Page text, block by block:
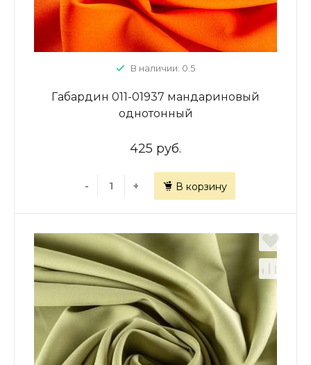
В наличии: 0.5
Габардин 011-01937 мандариновый
однотонный
425 руб.
- + В корзину